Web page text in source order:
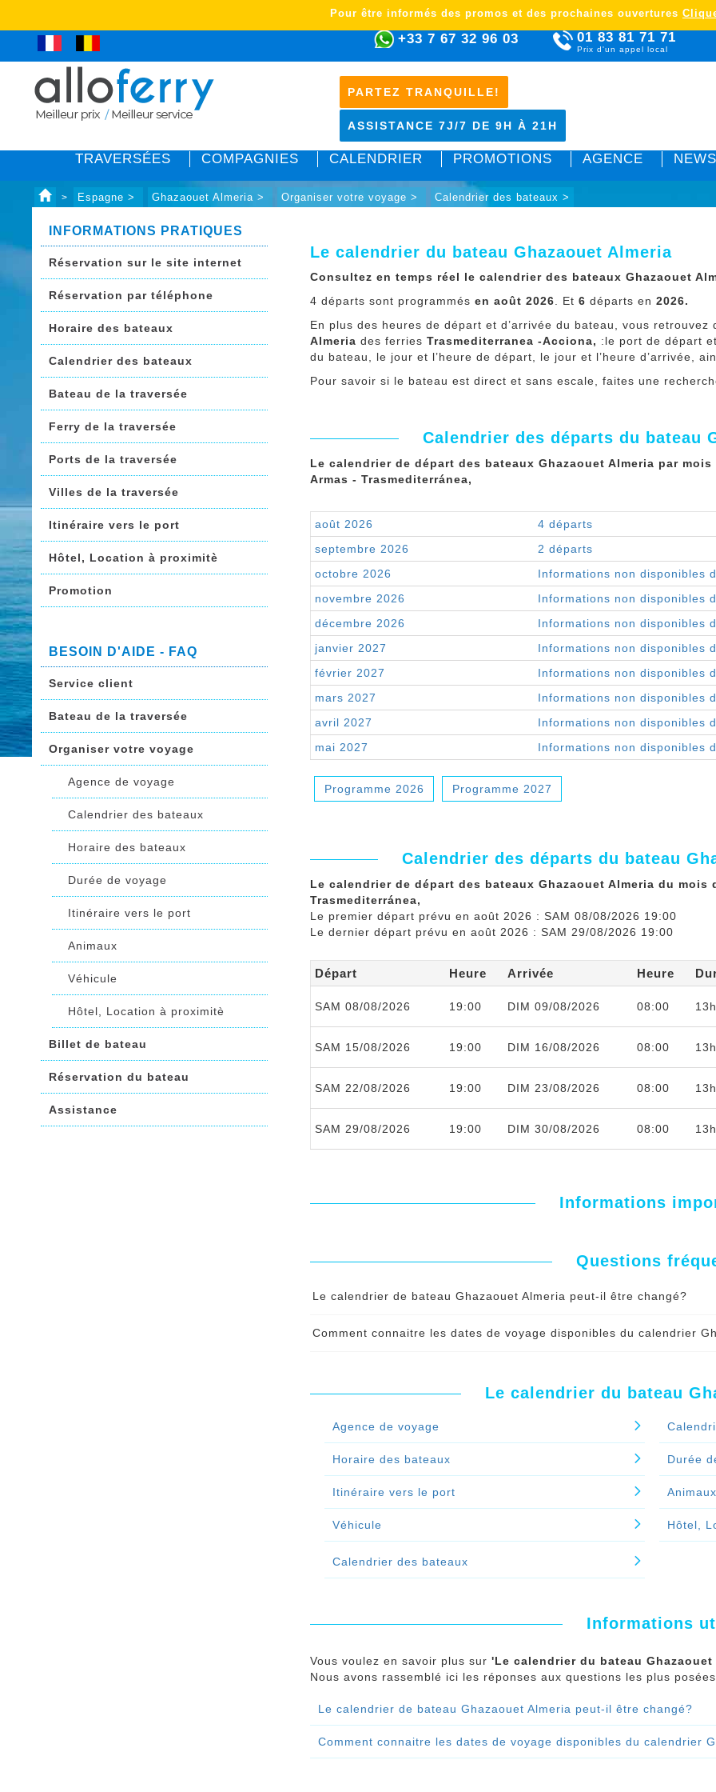
+33 7 67 32 96 03 01 83 81 71 71
Prix d'un appel local
PARTEZ TRANQUILLE!
ASSISTANCE 7J/7 DE 9H À 21H
TRAVERSÉES COMPAGNIES CALENDRIER PROMOTIONS AGENCE
Pour être informés des promos et des prochaines ouvertures
> Espagne > Ghazaouet Almeria > Organiser votre voyage > Calendrier des bateaux >
INFORMATIONS PRATIQUES
Réservation sur le site internet
Réservation par téléphone
Horaire des bateaux
Calendrier des bateaux
Bateau de la traversée
Ferry de la traversée
Ports de la traversée
Villes de la traversée
Itinéraire vers le port
Hôtel, Location à proximitè
Promotion
BESOIN D'AIDE - FAQ
Service client
Bateau de la traversée
Organiser votre voyage
Agence de voyage
Calendrier des bateaux
Horaire des bateaux
Durée de voyage
Itinéraire vers le port
Animaux
Véhicule
Hôtel, Location à proximitè
Billet de bateau
Réservation du bateau
Assistance
Le calendrier du bateau Ghazaouet Almeria
Consultez en temps réel le calendrier des bateaux Ghazaouet
4 départs sont programmésen août 2026 . Et6départs en2026.
En plus des heures de départ et d’arrivée du bateau, vous retrouvez
Almeria des ferries Trasmediterranea -Acciona, :le port de départ
du bateau, le jour et l’heure de départ, le jour et l’heure d’arrivée,
Pour savoir si le bateau est direct et sans escale, faites une
Calendrier des départs du bateau
Le calendrier de départ des bateaux Ghazaouet Almeria par
Armas - Trasmediterránea,
août 2026
4 départs
septembre 2026
2 départs
octobre 2026
Informations non disponibles
novembre 2026
Informations non disponibles
décembre 2026
Informations non disponibles
janvier 2027
Informations non disponibles
février 2027
Informations non disponibles
mars 2027
Informations non disponibles
avril 2027
Informations non disponibles
mai 2027
Informations non disponibles
Programme 2026 Programme 2027
Calendrier des départs du bateau
Le calendrier de départ des bateaux Ghazaouet Almeria du mois
Trasmediterránea,
Le premier départ prévu en août 2026 : SAM 08/08/2026 19:00
Le dernier départ prévu en août 2026 : SAM 29/08/2026 19:00
Départ Heure Arrivée Heure
SAM 08/08/2026 19:00 DIM 09/08/2026 08:00
SAM 15/08/2026 19:00 DIM 16/08/2026 08:00
SAM 22/08/2026 19:00 DIM 23/08/2026 08:00
SAM 29/08/2026 19:00 DIM 30/08/2026 08:00
Informations
Questions
Le calendrier de bateau Ghazaouet Almeria peut-il être changé?
changement vous serez serez informé par SMS et par mail de tout
Comment connaitre les dates de voyage disponibles du calendrier
Le calendrier du bateau
Agence de voyage
Horaire des bateaux Durée
Itinéraire vers le port Animaux
Véhicule Hôtel,
Calendrier des bateaux
Informations
Vous voulez en savoir plus sur'Le calendrier du bateau Ghazaouet
Nous avons rassemblé ici les réponses aux questions les plus
Le calendrier de bateau Ghazaouet Almeria peut-il être changé?
Comment connaitre les dates de voyage disponibles du calendrier